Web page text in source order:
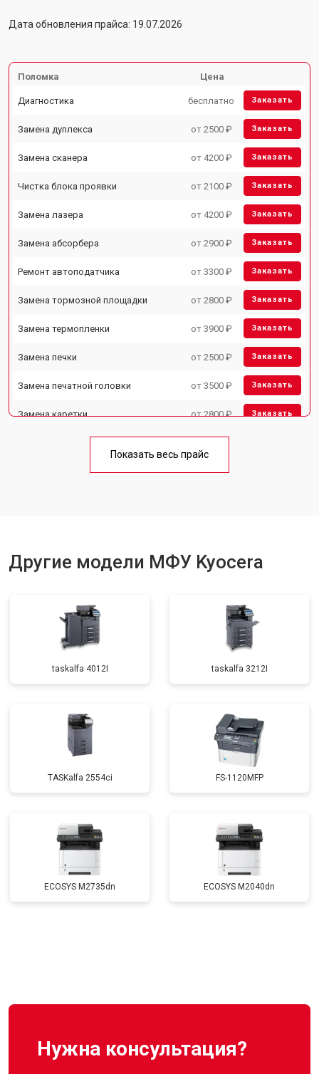
Дата обновления прайса: 19.07.2026
Поломка Цена
Диагностика бесплатно Заказать
Замена дуплекса от 2500 ₽ Заказать
Замена сканера от 4200 ₽ Заказать
Чистка блока проявки от 2100 ₽ Заказать
Замена лазера от 4200 ₽ Заказать
Замена абсорбера от 2900 ₽ Заказать
Ремонт автоподатчика от 3300 ₽ Заказать
Замена тормозной площадки от 2800 ₽ Заказать
Замена термопленки от 3900 ₽ Заказать
Замена печки от 2500 ₽ Заказать
Замена печатной головки от 3500 ₽ Заказать
Замена каретки от 2800 ₽ Заказать
от 3500 ₽
Показать весь прайс
Другие модели МФУ Kyocera
taskalfa 4012I taskalfa 3212I
TASKalfa 2554ci FS-1120MFP
ECOSYS M2735dn ECOSYS M2040dn
Нужна консультация?